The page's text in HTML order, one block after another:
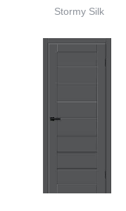
Stormy Silk